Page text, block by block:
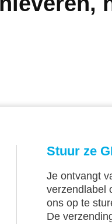
Stuur ze
Je ontvangt
verzendlabel
ons op te
De